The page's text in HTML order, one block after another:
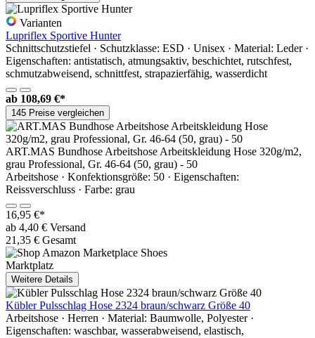
Varianten
Lupriflex Sportive Hunter
Schnittschutzstiefel · Schutzklasse: ESD · Unisex · Material: Leder ·
Eigenschaften: antistatisch, atmungsaktiv, beschichtet, rutschfest,
schmutzabweisend, schnittfest, strapazierfähig, wasserdicht
ab 108,69 €*
145 Preise vergleichen
ART.MAS Bundhose Arbeitshose Arbeitskleidung Hose 320g/m2,
grau Professional, Gr. 46-64 (50, grau) - 50
Arbeitshose · Konfektionsgröße: 50 · Eigenschaften:
Reissverschluss · Farbe: grau
16,95 €*
ab 4,40 € Versand
21,35 € Gesamt
Marktplatz
Weitere Details
Kübler Pulsschlag Hose 2324 braun/schwarz Größe 40
Arbeitshose · Herren · Material: Baumwolle, Polyester ·
Eigenschaften: waschbar, wasserabweisend, elastisch,